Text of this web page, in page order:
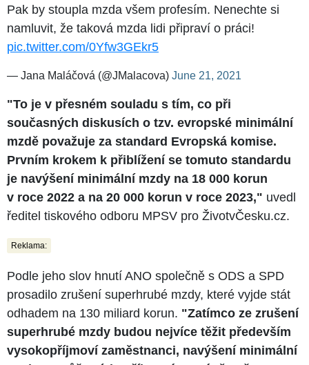
Pak by stoupla mzda všem profesím. Nenechte si
namluvit, že taková mzda lidi připraví o práci!
pic.twitter.com/0Yfw3GEkr5
— Jana Maláčová (@JMalacova) June 21, 2021
"To je v přesném souladu s tím, co při
současných diskusích o tzv. evropské minimální
mzdě považuje za standard Evropská komise.
Prvním krokem k přiblížení se tomuto standardu
je navýšení minimální mzdy na 18 000 korun
v roce 2022 a na 20 000 korun v roce 2023," uvedl
ředitel tiskového odboru MPSV pro ŽivotvČesku.cz.
Reklama:
Podle jeho slov hnutí ANO společně s ODS a SPD
prosadilo zrušení superhrubé mzdy, které vyjde stát
odhadem na 130 miliard korun. "Zatímco ze zrušení
superhrubé mzdy budou nejvíce těžit především
vysokopříjmoví zaměstnanci, navýšení minimální